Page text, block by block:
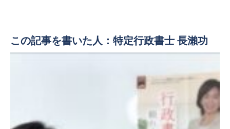
この記事を書いた人：特定行政書士 長瀨功